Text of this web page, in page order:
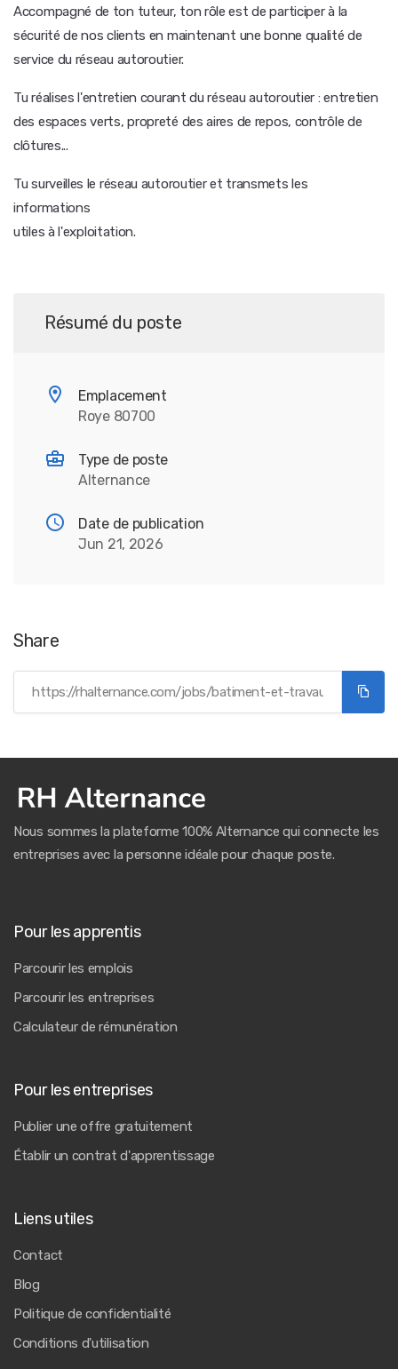
Accompagné de ton tuteur, ton rôle est de participer à la
sécurité de nos clients en maintenant une bonne qualité de
service du réseau autoroutier.
Tu réalises l'entretien courant du réseau autoroutier : entretien
des espaces verts, propreté des aires de repos, contrôle de
clôtures...
Tu surveilles le réseau autoroutier et transmets les
informations
utiles à l'exploitation.
Résumé du poste
Emplacement
Roye 80700
Type de poste
Alternance
Date de publication
Jun 21, 2026
Share
Nous sommes la plateforme 100% Alternance qui connecte les
entreprises avec la personne idéale pour chaque poste.
Pour les apprentis
Parcourir les emplois
Parcourir les entreprises
Calculateur de rémunération
Pour les entreprises
Publier une offre gratuitement
Établir un contrat d'apprentissage
Liens utiles
Contact
Blog
Politique de confidentialité
Conditions d'utilisation